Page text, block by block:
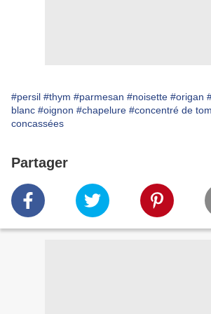
#persil #thym #parmesan #noisette #origan
blanc #oignon #chapelure #concentré de
concassées
Partager